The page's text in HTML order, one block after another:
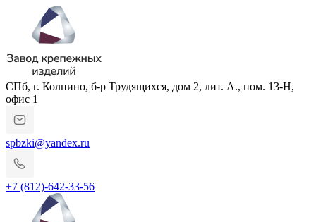
СПб, г. Колпино, б-р Трудящихся, дом 2, лит. А., пом. 13-Н,
офис 1
spbzki@yandex.ru
+7 (812)-642-33-56